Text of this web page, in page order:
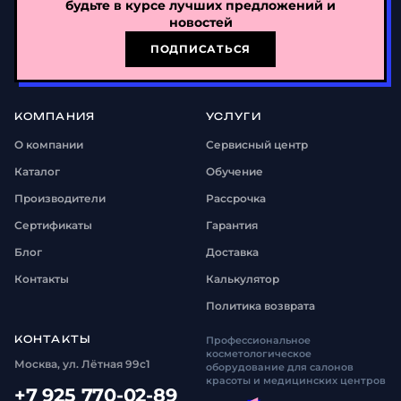
повышает эффективность на
сложных случаях.
ПОДПИСАТЬСЯ
КОМПАНИЯ
О компании
Каталог
Производители
Сертификаты
Блог
Контакты
УСЛУГИ
Сервисный центр
Обучение
Рассрочка
Гарантия
Доставка
Калькулятор
Политика возврата
Москва, ул. Лётная 99с1
+7 925 770-02-89
Профессиональное
оборудование для салонов
красоты и медицинских центров